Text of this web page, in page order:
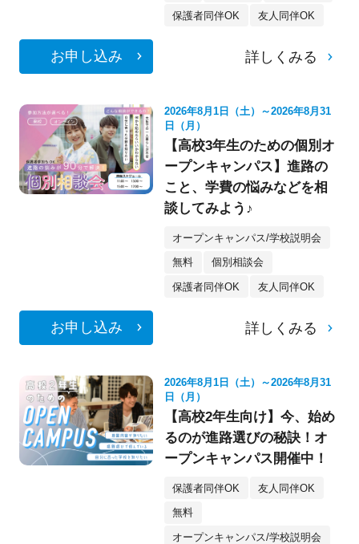
保護者同伴OK 友人同伴OK
お申し込み 詳しくみる
2026年8月1日（土）～2026年8月31
日（月）
【高校3年生のための個別オ
ープンキャンパス】進路の
こと、学費の悩みなどを相
談してみよう♪
オープンキャンパス/学校説明会
無料 個別相談会
保護者同伴OK 友人同伴OK
お申し込み 詳しくみる
2026年8月1日（土）～2026年8月31
日（月）
【高校2年生向け】今、始め
るのが進路選びの秘訣！オ
ープンキャンパス開催中！
保護者同伴OK 友人同伴OK
無料
オープンキャンパス/学校説明会